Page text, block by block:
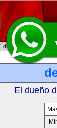
El dueño